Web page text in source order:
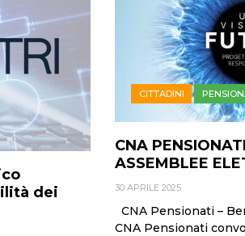
dei
CITTADINI
CNA
ASSEMBLEE
30 APRILE 2025
CNA Pensionati –
CNA Pensionati